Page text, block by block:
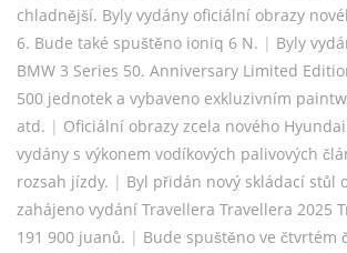
chladnější. Byly vydány oficiální obrazy
6. Bude také spuštěno ioniq 6 N. | Byly
BMW 3 Series 50. Anniversary Limited
500 jednotek a vybaveno exkluzivním
atd. | Oficiální obrazy zcela nového Hyundai
vydány s výkonem vodíkových palivových
rozsah jízdy. | Byl přidán nový skládací stůl
zahájeno vydání Travellera Travellera 2025
191 900 juanů. | Bude spuštěno ve čtvrtém